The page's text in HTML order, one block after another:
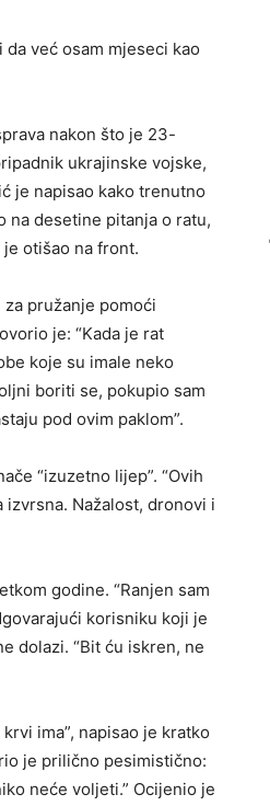
već osam mjeseci kao
nakon što je 23-
ukrajinske vojske,
je napisao kako trenutno
na desetine pitanja o ratu,
otišao na front.
pružanje pomoći
je: “Kada je rat
koje su imale neko
boriti se, pokupio sam
pod ovim paklom”.
“izuzetno lijep”. “Ovih
Nažalost, dronovi i
godine. “Ranjen sam
korisniku koji je
dolazi. “Bit ću iskren, ne
ima”, napisao je kratko
je prilično pesimistično:
neće voljeti.” Ocijenio je